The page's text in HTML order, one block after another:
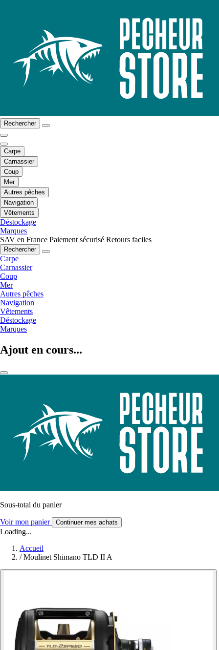
Rechercher
Carpe
Carnassier
Coup
Mer
Autres pêches
Navigation
Vêtements
Déstockage
Marques
SAV en France Paiement sécurisé Retours faciles
Rechercher
Carpe
Carnassier
Coup
Mer
Autres pêches
Navigation
Vêtements
Déstockage
Marques
Ajout en cours...
Sous-total du panier
Voir mon panier Continuer mes achats
Loading...
Accueil
/ Moulinet Shimano TLD II A